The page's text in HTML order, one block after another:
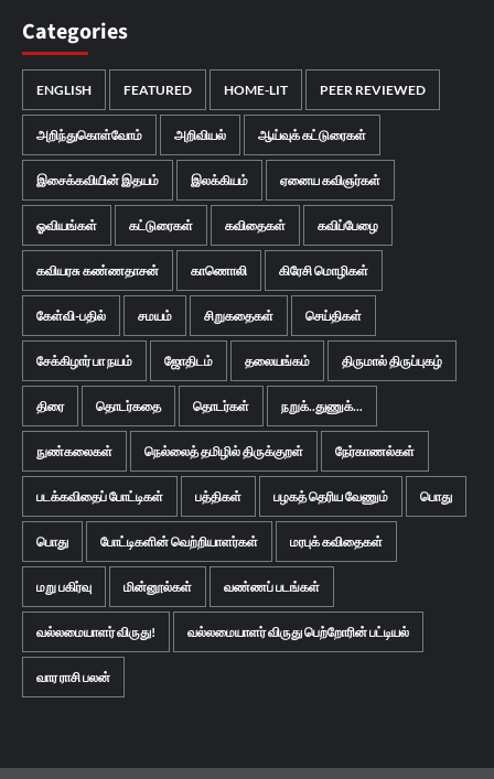
Categories
ENGLISH FEATURED HOME-LIT PEER REVIEWED
அறிந்துகொள்வோம் அறிவியல் ஆய்வுக் கட்டுரைகள்
இசைக்கவியின் இதயம் இலக்கியம் ஏனைய கவிஞர்கள்
ஓவியங்கள் கட்டுரைகள் கவிதைகள் கவிப்பேழை
கவியரசு கண்ணதாசன் காணொலி கிரேசி மொழிகள்
கேள்வி-பதில் சமயம் சிறுகதைகள் செய்திகள்
சேக்கிழார் பா நயம் ஜோதிடம் தலையங்கம் திருமால் திருப்புகழ்
திரை தொடர்கதை தொடர்கள் நறுக்..துணுக்...
நுண்கலைகள் நெல்லைத் தமிழில் திருக்குறள் நேர்காணல்கள்
படக்கவிதைப் போட்டிகள் பத்திகள் பழகத் தெரிய வேணும் பொது
பொது போட்டிகளின் வெற்றியாளர்கள் மரபுக் கவிதைகள்
மறு பகிர்வு மின்னூல்கள் வண்ணப் படங்கள்
வல்லமையாளர் விருது! வல்லமையாளர் விருது பெற்றோரின் பட்டியல்
வார ராசி பலன்